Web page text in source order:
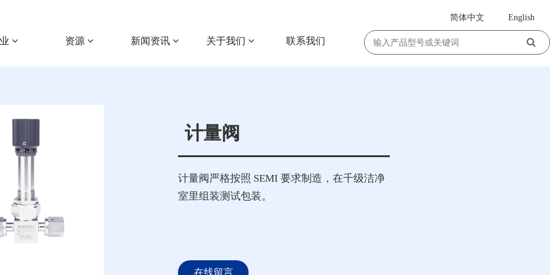
简体中文 English
资源 新闻资讯 关于我们 联系我们
计量阀
在线留言
计量阀严格按照 SEMI 要求制造，在千级洁净
室里组装测试包装。